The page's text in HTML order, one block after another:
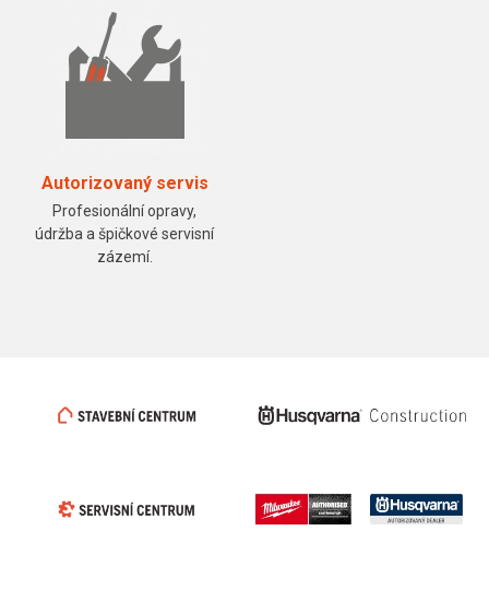
Autorizovaný servis
Profesionální opravy,
údržba a špičkové servisní
zázemí.